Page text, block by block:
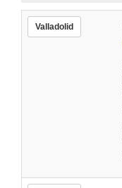
Valladolid